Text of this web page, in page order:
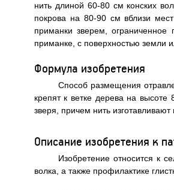
нить длиной 60-80 см конских
покрова на 80-90 см вблизи
приманки зверем,
приманке, с поверхностью земли
Формула изобретения
Способ размещения
крепят к ветке дерева на
зверя, причем нить
Описание изобретения к
Изобретение относится к
волка, а также профилактике